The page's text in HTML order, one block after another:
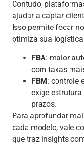
Contudo,
ajudar a captar
Isso permite focar
otimiza sua logística.
FBA: maior
com taxas
FBM: controle
exige
prazos.
Para aprofundar
cada modelo, vale
que traz insights